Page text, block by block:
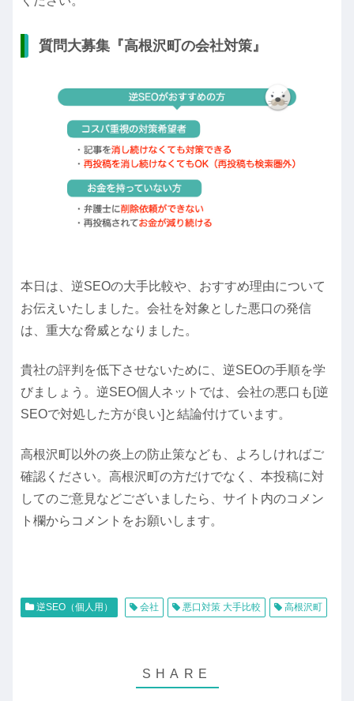
質問大募集『高根沢町の会社対策』
本日は、逆SEOの大手比較や、おすすめ理由について
お伝えいたしました。会社を対象とした悪口の発信
は、重大な脅威となりました。
貴社の評判を低下させないために、逆SEOの手順を学
びましょう。逆SEO個人ネットでは、会社の悪口も[逆
SEOで対処した方が良い]と結論付けています。
高根沢町以外の炎上の防止策なども、よろしければご
確認ください。高根沢町の方だけでなく、本投稿に対
してのご意見などございましたら、サイト内のコメン
ト欄からコメントをお願いします。
逆SEO（個人用） 会社 悪口対策 大手比較 高根沢町